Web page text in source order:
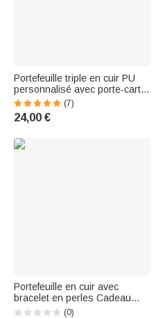
Portefeuille triple en cuir PU
personnalisé avec porte-carte
et bracelet Cadeau
d'anniversaire pour les
femmes qui aiment les
(7)
24,00 €
Portefeuille en cuir avec
bracelet en perles Cadeau
d'anniversaire pour femmes
(0)